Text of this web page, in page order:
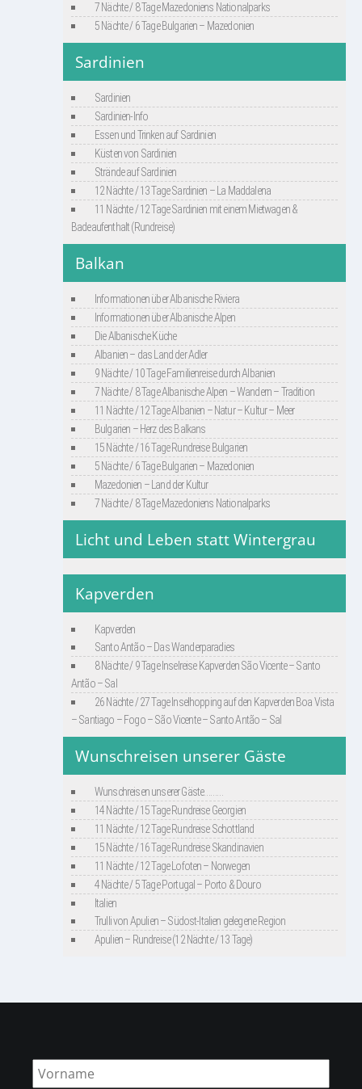
7 Nächte / 8 Tage Mazedoniens Nationalparks
5 Nächte / 6 Tage Bulgarien – Mazedonien
Sardinien
Sardinien
Sardinien-Info
Essen und Trinken auf Sardinien
Küsten von Sardinien
Strände auf Sardinien
12 Nächte / 13 Tage Sardinien – La Maddalena
11 Nächte / 12 Tage Sardinien mit einem Mietwagen &
Badeaufenthalt (Rundreise)
Balkan
Informationen über Albanische Riviera
Informationen über Albanische Alpen
Die Albanische Küche
Albanien – das Land der Adler
9 Nächte / 10 Tage Familienreise durch Albanien
7 Nächte / 8 Tage Albanische Alpen – Wandern – Tradition
11 Nächte / 12 Tage Albanien – Natur – Kultur – Meer
Bulgarien – Herz des Balkans
15 Nächte / 16 Tage Rundreise Bulgarien
5 Nächte / 6 Tage Bulgarien – Mazedonien
Mazedonien – Land der Kultur
7 Nächte / 8 Tage Mazedoniens Nationalparks
Licht und Leben statt Wintergrau
Kapverden
Kapverden
Santo Antão – Das Wanderparadies
8 Nächte / 9 Tage Inselreise Kapverden São Vicente – Santo
Antão – Sal
26 Nächte / 27 Tage Inselhopping auf den Kapverden Boa Vista
– Santiago – Fogo – São Vicente – Santo Antão – Sal
Wunschreisen unserer Gäste
Wunschreisen unserer Gäste………
14 Nächte / 15 Tage Rundreise Georgien
11 Nächte / 12 Tage Rundreise Schottland
15 Nächte / 16 Tage Rundreise Skandinavien
11 Nächte / 12 Tage Lofoten – Norwegen
4 Nächte / 5 Tage Portugal – Porto & Douro
Italien
Trulli von Apulien – Südost-Italien gelegene Region
Apulien – Rundreise (12 Nächte / 13 Tage)